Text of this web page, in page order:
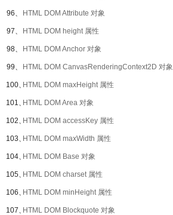
96、 HTML DOM Attribute 对象
97、 HTML DOM height 属性
98、 HTML DOM Anchor 对象
99、 HTML DOM CanvasRenderingContext2D 对象
100、HTML DOM maxHeight 属性
101、HTML DOM Area 对象
102、HTML DOM accessKey 属性
103、HTML DOM maxWidth 属性
104、HTML DOM Base 对象
105、HTML DOM charset 属性
106、HTML DOM minHeight 属性
107、HTML DOM Blockquote 对象